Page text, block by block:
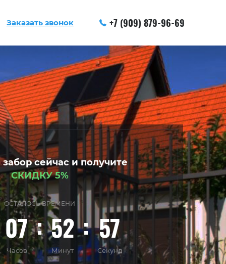
Заказать звонок +7 (909) 879-96-69
сейчас и получите
СКИДКУ 5%
ОСТАЛОСЬ ВРЕМЕНИ
07 52 55
Часов Минут Секунд